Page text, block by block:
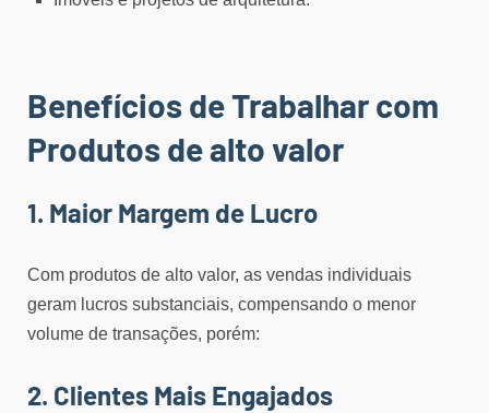
Benefícios de Trabalhar com
Produtos de alto valor
1. Maior Margem de Lucro
Com produtos de alto valor, as vendas individuais
geram lucros substanciais, compensando o menor
volume de transações, porém:
2. Clientes Mais Engajados